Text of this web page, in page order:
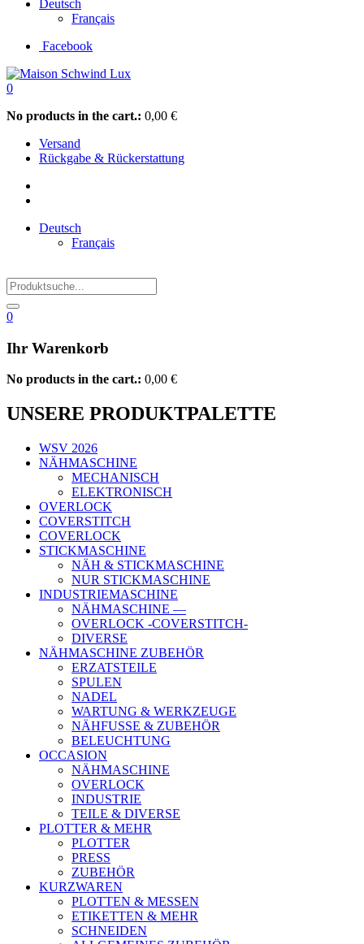
Deutsch
Français
Facebook
0
No products in the cart.: 0,00 €
Versand
Rückgabe & Rückerstattung
Deutsch
Français
0
Ihr Warenkorb
No products in the cart.: 0,00 €
UNSERE PRODUKTPALETTE
WSV 2026
NÄHMASCHINE
MECHANISCH
ELEKTRONISCH
OVERLOCK
COVERSTITCH
COVERLOCK
STICKMASCHINE
NÄH & STICKMASCHINE
NUR STICKMASCHINE
INDUSTRIEMASCHINE
NÄHMASCHINE —
OVERLOCK -COVERSTITCH-
DIVERSE
NÄHMASCHINE ZUBEHÖR
ERZATSTEILE
SPULEN
NADEL
WARTUNG & WERKZEUGE
NÄHFUSSE & ZUBEHÖR
BELEUCHTUNG
OCCASION
NÄHMASCHINE
OVERLOCK
INDUSTRIE
TEILE & DIVERSE
PLOTTER & MEHR
PLOTTER
PRESS
ZUBEHÖR
KURZWAREN
PLOTTEN & MESSEN
ETIKETTEN & MEHR
SCHNEIDEN